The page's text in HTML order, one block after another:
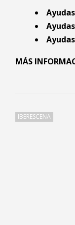
MÁS
IBERESCENA